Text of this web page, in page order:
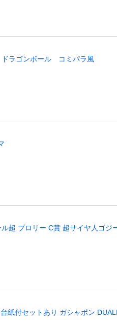
ドラゴンボール コミパラ風
超 ブロリー C賞 超サイヤ人ゴジ
紙付セットあり ガシャポン